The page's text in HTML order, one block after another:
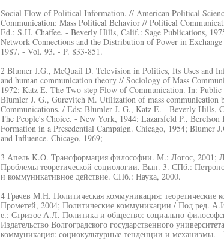
Social Flow of Political Information. // American Political
Communication: Mass Political Behavior // Political
Ed.: S.H. Chaffee. - Beverly Hills, Calif.: Sage Publications,
Network Connections and the Distribution of Power in
1987. - Vol. 93. - P. 833-851.
2 Blumer J.G., McQuail D. Television in Politics, Its Uses and
and human communication theory // Sociology of Mass
1972; Katz E. The Two-step Flow of Communication. In:
Blumler J. G., Gurevitch M. Utilization of mass communication
Communications. / Eds: Blumler J. G., Katz E. - Beverly Hills,
The People's Choice. - New York, 1944; Lazarsfeld P.,
Formation in a Presedential Campaign. Chicago, 1954; Blumer
and Influence. Chicago, 1969;
3 Апель K.O. Трансформация философии. M.: Логос, 2001;
Проблемы теоретической социологии. Вып. 3. СПб.:
и коммуникативное действие. СПб.: Наука, 2000.
4 Грачев М.Н. Политическая коммуникация:
Прометей, 2004; Политические коммуникации / Под ред.
е.; Стризое А.Л. Политика и общество: социально-
Издательство Волгоградского государственного
коммуникация: социокультурные тенденции и